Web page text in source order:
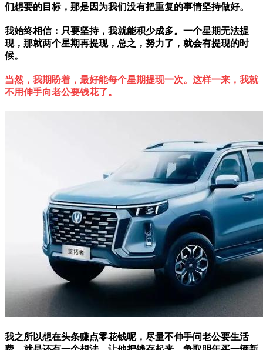
们想要的目标，那是因为我们没有把重复的事情坚持做好。
我始终相信：只要坚持，我就能积少成多。一个星期无法提
现，那就两个星期再提现，总之，努力了，就会有提现的时
候。
当然，我期盼着，最好能每个星期提现一次。这样一来，我就
不用伸手向老公要钱花了。
我之所以想在头条赚点零花钱呢，尽量不伸手问老公要生活